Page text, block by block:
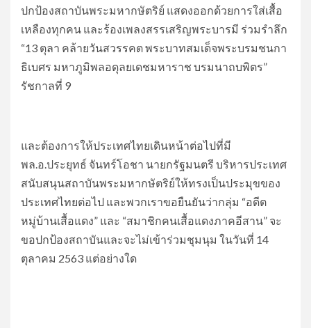
ปกป้องสถาบันพระมหากษัตริย์ แสดงออกด้วยการใส่เสื้อ
เหลืองทุกคน และร้องเพลงสรรเสริญพระบารมี ร่วมรำลึก
“13 ตุลา คล้ายวันสวรรคต พระบาทสมเด็จพระบรมชนกา
ธิเบศร มหาภูมิพลอดุลยเดชมหาราช บรมนาถบพิตร”
รัชกาลที่ 9
และต้องการให้ประเทศไทยเดินหน้าต่อไปที่มี
พล.อ.ประยุทธ์ จันทร์โอชา นายกรัฐมนตรี บริหารประเทศ
สนับสนุนสถาบันพระมหากษัตริย์ให้ทรงเป็นประมุขของ
ประเทศไทยต่อไป และพวกเราขอยืนยันว่ากลุ่ม “อดีต
หมู่บ้านเสื้อแดง” และ “สมาชิกคนเสื้อแดงภาคอีสาน” จะ
ขอปกป้องสถาบันและจะไม่เข้าร่วมชุมนุม ในวันที่ 14
ตุลาคม 2563 แต่อย่างใด